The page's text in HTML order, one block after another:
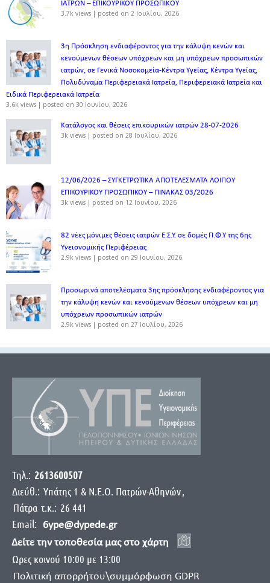
ΙΑΤΡΩΝ – ΕΠΙΚΟΥΡΙΚΟΥ ΠΡΟΣΩΠΙΚOY
3.7k views | posted on 2 Ιουλίου, 2026
3η Πρόσκληση ενδιαφέροντος για την κάλυψη κενών και
κενούμενων θέσεων υπόχρεων και μη υπόχρεων προσωπικών
ιατρών, σε Γενικά Νοσοκομεία-Κέντρα Υγείας, Κέντρα Υγείας,
Πολυδύναμα Περιφερειακά Ιατρεία, Περιφερειακά Ιατρεία και
Ειδικά Περιφερειακά Ιατρεία
3.6k views | posted on 30 Ιουνίου, 2026
Κατάλογος και θέσεις επικουρικών ιατρών 28-07-2026
3k views | posted on 28 Ιουλίου, 2026
12/06/2026 – ΣΥΓΚΕΤΡΩΤΙΚΑ ΑΠΟΤΕΛΕΣΜΑΤΑ ΛΟΙΠΟΥ
ΕΠΙΚΟΥΡΙΚΟΥ ΠΡΟΣΩΠΙΚΟΥ – ΠΙΝΑΚΑΣ 03/2026
3k views | posted on 12 Ιουνίου, 2026
82 νέες μόνιμες θέσεις ιατρών Ε.Σ.Υ. σε δομές Π.Φ.Υ της 6ης
Υγειονομικής Περιφέρειας
2.9k views | posted on 29 Ιουνίου, 2026
Προσωρινά αποτελέσματα 3ης πρόσκλησης ενδιαφέροντος για
την κάλυψη κενών και κενούμενων θέσεων υπόχρεων και μη
υπόχρεων προσωπικών ιατρών
2.9k views | posted on 27 Ιουλίου, 2026
Τηλ.: 2613600507
Διεύθ.: Yπάτης 1 & Ν.Ε.Ο. Πατρών-Αθηνών,
Πάτρα τ.κ.: 26 441
Email:
6ype@dypede.gr
Δείτε την τοποθεσία μας στο χάρτη
Ωρες κοινού 10:00 με 13:00
Πολιτική απορρήτου\συμμόρφωση GDPR